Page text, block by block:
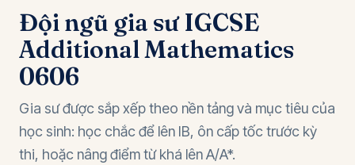
Đội ngũ gia sư IGCSE
Additional Mathematics
0606
Gia sư được sắp xếp theo nền tảng và mục tiêu của
học sinh: học chắc để lên IB, ôn cấp tốc trước kỳ
thi, hoặc nâng điểm từ khá lên A/A*.